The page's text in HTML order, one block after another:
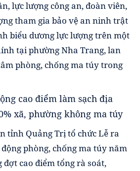
lực lượng công an, đoàn viên,
tham gia bảo vệ an ninh trật
biểu dương lực lượng trên một
tại phường Nha Trang, lan
phòng, chống ma túy trong
cao điểm làm sạch địa
xã, phường không ma túy
tỉnh Quảng Trị tổ chức Lễ ra
phòng, chống ma túy năm
đợt cao điểm tổng rà soát,